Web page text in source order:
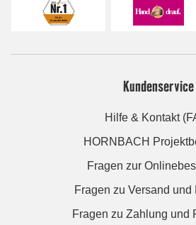
Kundenservice
Hilfe & Kontakt
HORNBACH
Fragen zur
Fragen zu Versand und
Fragen zu Zahlung und